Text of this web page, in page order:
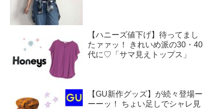
【ハニーズ値下げ】待ってまし
たァァッ！ きれいめ派の30・40
代に♡「サマ見えトップス」
【GU新作グッズ】が続々登場ー
ーーッ！ ちょい足しでシャレ見